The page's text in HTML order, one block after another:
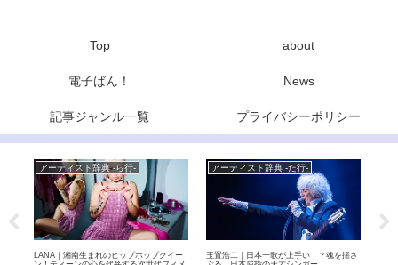
Top about
電子ばん！ News
記事ジャンル一覧 プライバシーポリシー
アーティスト辞典 -ら行-
LANA｜湘南生まれのヒップホップクイー
アーティスト辞典 -た行-
玉置浩二｜日本一歌が上手い！？魂を揺さ